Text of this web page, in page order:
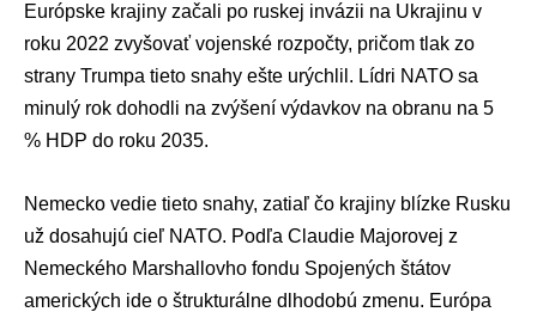
Európske krajiny začali po ruskej invázii na Ukrajinu v
roku 2022 zvyšovať vojenské rozpočty, pričom tlak zo
strany Trumpa tieto snahy ešte urýchlil. Lídri NATO sa
minulý rok dohodli na zvýšení výdavkov na obranu na 5
% HDP do roku 2035.
Nemecko vedie tieto snahy, zatiaľ čo krajiny blízke Rusku
už dosahujú cieľ NATO. Podľa Claudie Majorovej z
Nemeckého Marshallovho fondu Spojených štátov
amerických ide o štrukturálne dlhodobú zmenu. Európa